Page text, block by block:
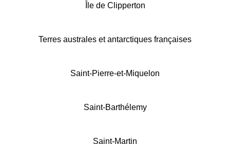
Île de Clipperton
Terres australes et antarctiques françaises
Saint-Pierre-et-Miquelon
Saint-Barthélemy
Saint-Martin